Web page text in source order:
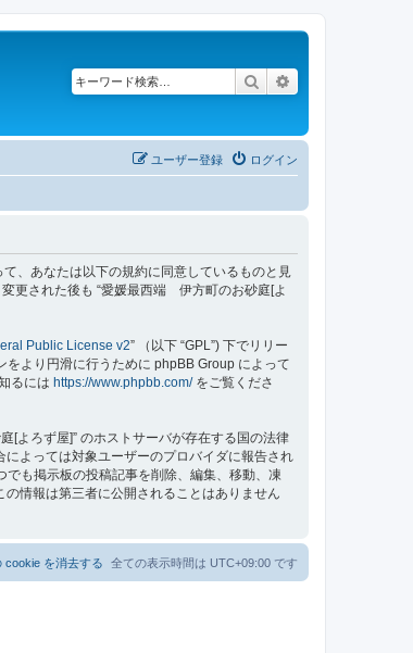
検索
ログイン
ユーザー登録
、あなたは以下の規約に同意しているものと見
更された後も “愛媛最西端 伊方町のお砂庭[よ
Public License v2” （以下 “GPL”) 下でリリー
より円滑に行うために phpBB Group によって
るには https://www.phpbb.com/をご覧くださ
[よろず屋]” のホストサーバが存在する国の法律
よっては対象ユーザーのプロバイダに報告され
も掲示板の投稿記事を削除、編集、移動、凍
情報は第三者に公開されることはありません
全ての表示時間は UTC+09:00 です
cookie を消去する